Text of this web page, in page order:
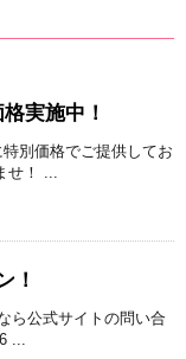
実施中！
別価格でご提供してお
せ！ ...
！
ら公式サイトの問い合
...